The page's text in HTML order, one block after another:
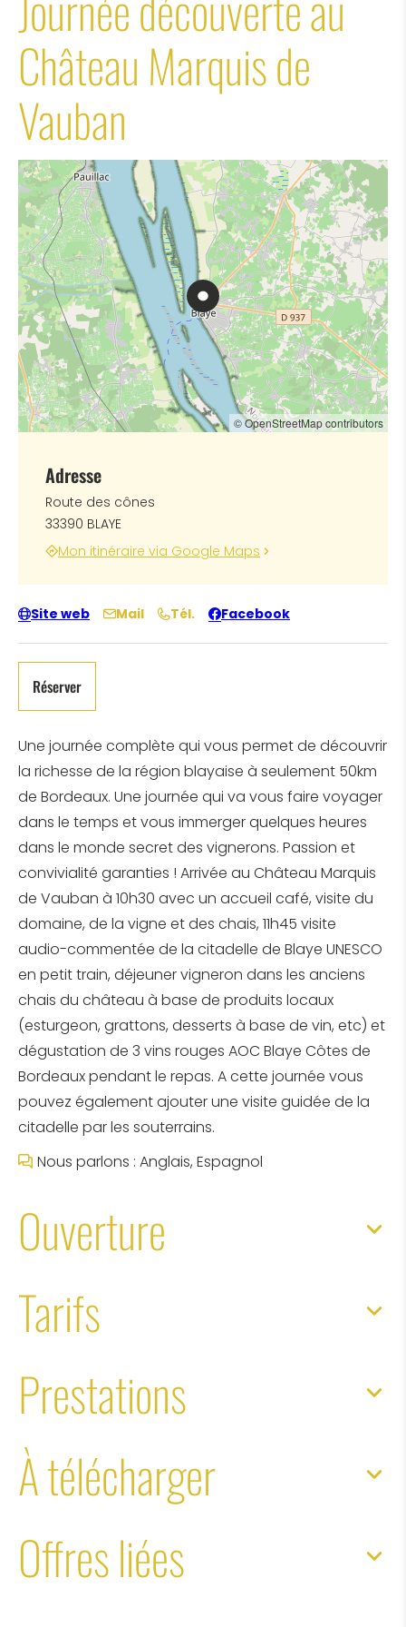
Château Marquis de
Vauban
Une journée complète qui vous permet de découvrir
la richesse de la région blayaise à seulement 50km
de Bordeaux. Une journée qui va vous faire voyager
dans le temps et vous immerger quelques heures
dans le monde secret des vignerons. Passion et
convivialité garanties ! Arrivée au Château Marquis
de Vauban à 10h30 avec un accueil café, visite du
domaine, de la vigne et des chais, 11h45 visite
audio-commentée de la citadelle de Blaye UNESCO
en petit train, déjeuner vigneron dans les anciens
chais du château à base de produits locaux
(esturgeon, grattons, desserts à base de vin, etc) et
dégustation de 3 vins rouges AOC Blaye Côtes de
Bordeaux pendant le repas. A cette journée vous
pouvez également ajouter une visite guidée de la
citadelle par les souterrains.
Nous parlons : Anglais, Espagnol
Ouverture
Tarifs
Prestations
À télécharger
Offres liées
© OpenStreetMap contributors
Adresse
Route des cônes
33390 BLAYE
Mon itinéraire via Google Maps
Site web Mail Tél. Facebook
Réserver